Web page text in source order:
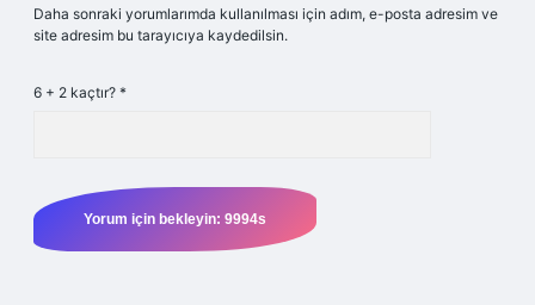
Daha sonraki yorumlarımda kullanılması için adım, e-posta adresim ve
site adresim bu tarayıcıya kaydedilsin.
6 + 2 kaçtır? *